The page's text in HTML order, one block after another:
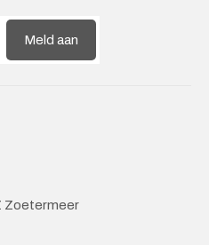
Meld aan
Zoetermeer